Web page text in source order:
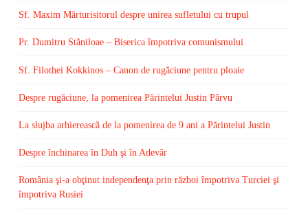
Sf. Maxim Mărturisitorul despre unirea sufletului cu trupul
Pr. Dumitru Stăniloae – Biserica împotriva comunismului
Sf. Filothei Kokkinos – Canon de rugăciune pentru ploaie
Despre rugăciune, la pomenirea Părintelui Justin Pârvu
La slujba arhierească de la pomenirea de 9 ani a Părintelui Justin
Despre închinarea în Duh şi în Adevăr
România şi-a obţinut independenţa prin război împotriva Turciei şi
împotriva Rusiei